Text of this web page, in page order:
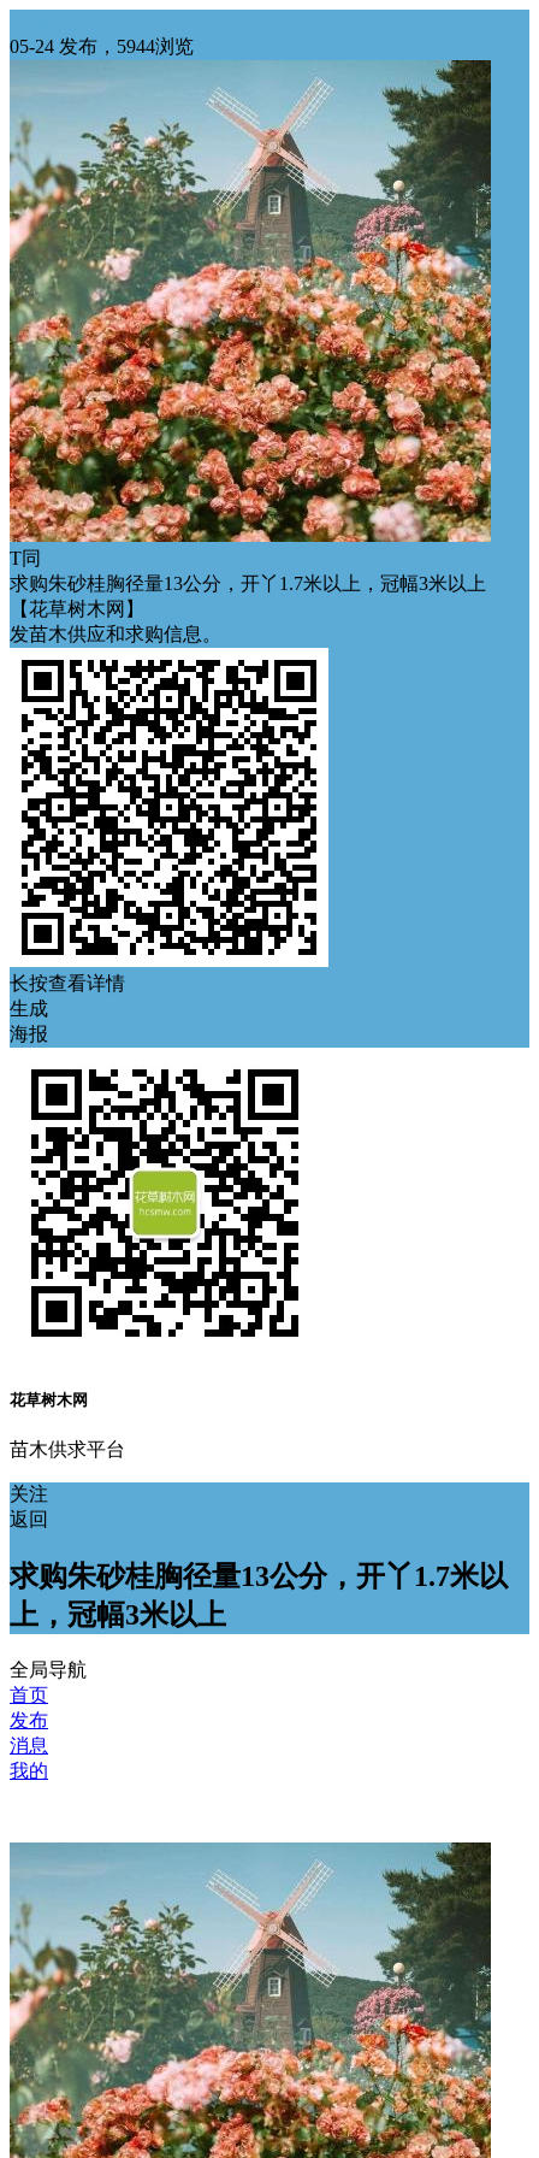
05-24 发布，5944浏览
T同
求购朱砂桂胸径量13公分，开丫1.7米以上，冠幅3米以上
【花草树木网】
发苗木供应和求购信息。
长按查看详情
生成
海报
花草树木网
苗木供求平台
关注
返回
求购朱砂桂胸径量13公分，开丫1.7米以
上，冠幅3米以上
全局导航
首页
发布
消息
我的